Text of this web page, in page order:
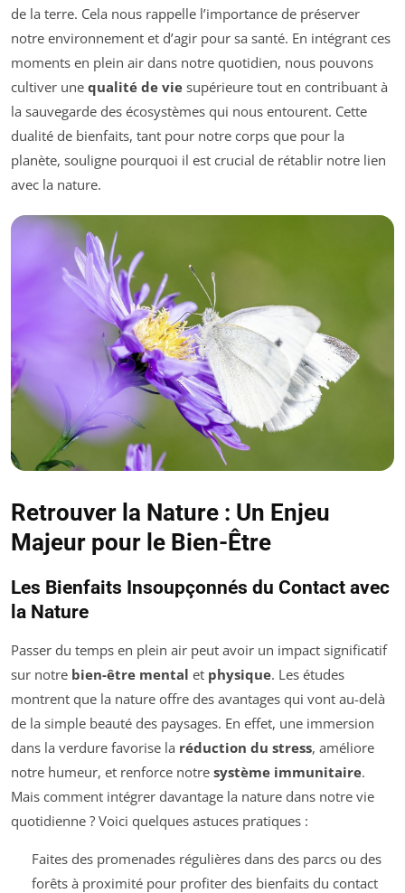
de la terre. Cela nous rappelle l’importance de préserver
notre environnement et d’agir pour sa santé. En intégrant ces
moments en plein air dans notre quotidien, nous pouvons
cultiver une qualité de vie supérieure tout en contribuant à
la sauvegarde des écosystèmes qui nous entourent. Cette
dualité de bienfaits, tant pour notre corps que pour la
planète, souligne pourquoi il est crucial de rétablir notre lien
avec la nature.
Retrouver la Nature : Un Enjeu
Majeur pour le Bien-Être
Les Bienfaits Insoupçonnés du Contact avec
la Nature
Passer du temps en plein air peut avoir un impact significatif
sur notre bien-être mental et physique. Les études
montrent que la nature offre des avantages qui vont au-delà
de la simple beauté des paysages. En effet, une immersion
dans la verdure favorise la réduction du stress, améliore
notre humeur, et renforce notre système immunitaire.
Mais comment intégrer davantage la nature dans notre vie
quotidienne ? Voici quelques astuces pratiques :
Faites des promenades régulières dans des parcs ou des
forêts à proximité pour profiter des bienfaits du contact